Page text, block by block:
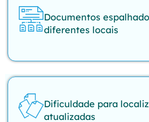
Documentos
diferentes locais
Dificuldade para
atualizadas